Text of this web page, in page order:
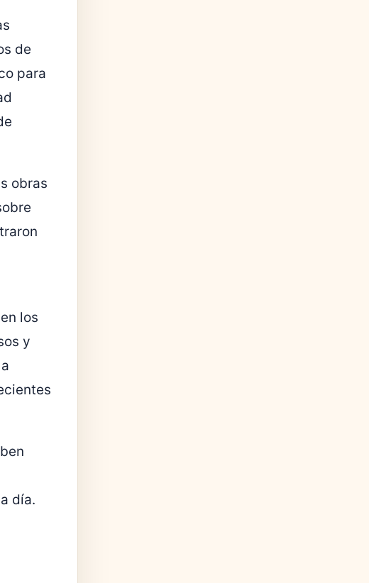
de
para
obras
los
y
día.